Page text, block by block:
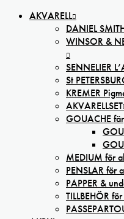
AKVARELL
DANIEL
WINSOR &
SENNELIER
St
KREMER
AKVARELLSET
GOUACHE
MEDIUM för
PENSLAR för
PAPPER &
TILLBEHÖR